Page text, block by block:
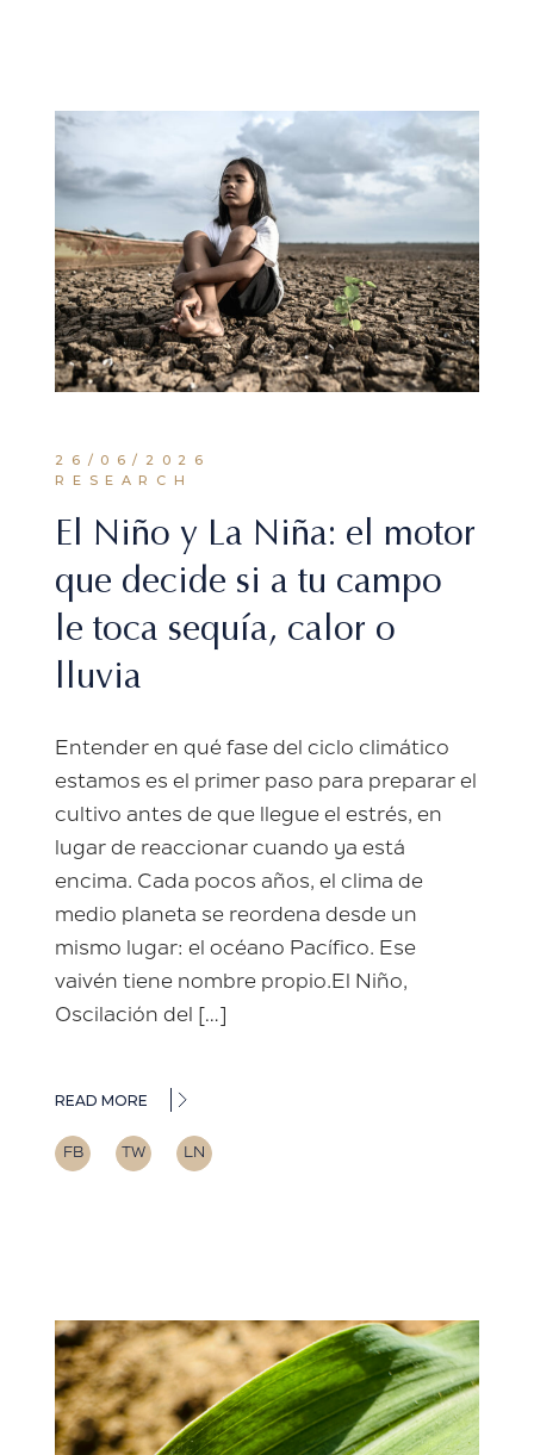
26/06/2026
RESEARCH
El Niño y La Niña: el motor
que decide si a tu campo
le toca sequía, calor o
lluvia
Entender en qué fase del ciclo climático
estamos es el primer paso para preparar el
cultivo antes de que llegue el estrés, en
lugar de reaccionar cuando ya está
encima. Cada pocos años, el clima de
medio planeta se reordena desde un
mismo lugar: el océano Pacífico. Ese
vaivén tiene nombre propio.El Niño,
Oscilación del […]
READ MORE
FB TW LN